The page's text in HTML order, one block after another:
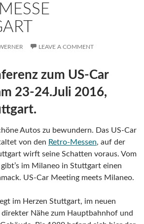
LEAVE A COMMENT
zum US-Car
23-24.Juli 2016,
Autos zu bewundern. Das US-Car
von den Retro-Messen, auf der
wirft seine Schatten voraus. Vom
im Milaneo in Stuttgart einen
US-Car Meeting meets Milaneo.
im Herzen Stuttgart, im neuen
direkter Nähe zum Hauptbahnhof und